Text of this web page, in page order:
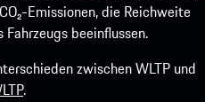
Emissionen, die Reichweite
beeinflussen.
zwischen WLTP und
.